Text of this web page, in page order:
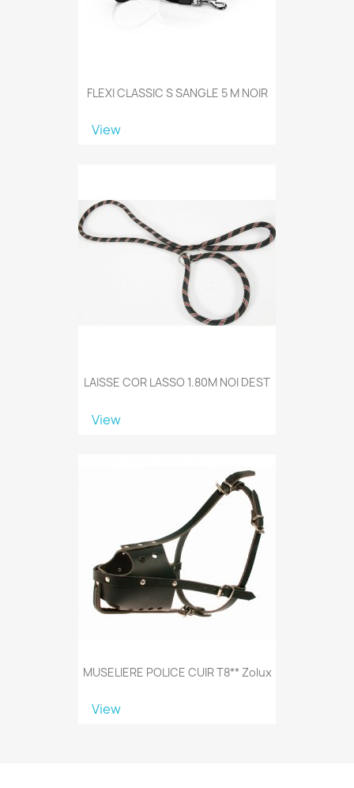
FLEXI CLASSIC S SANGLE 5 M NOIR
View
LAISSE COR LASSO 1.80M NOI DEST
View
MUSELIERE POLICE CUIR T8** Zolux
View